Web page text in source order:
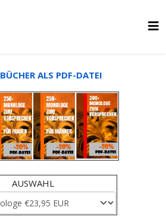
ALS PDF-DATEI
AUSWAHL